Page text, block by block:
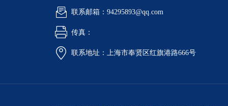
联系邮箱：94295893@qq.com
传真：
联系地址：上海市奉贤区红旗港路666号